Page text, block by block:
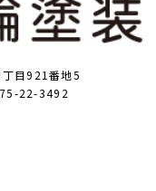
目921番地5
22-3492